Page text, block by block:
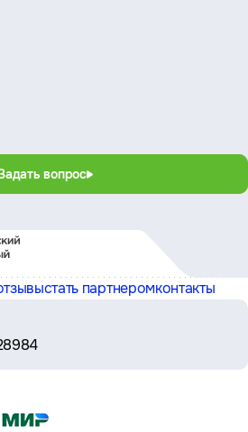
вопрос
стать партнеромконтакты